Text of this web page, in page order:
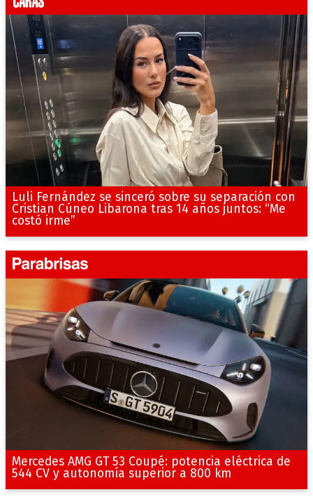
Luli Fernández se sinceró sobre su separación con
Cristian Cúneo Libarona tras 14 años juntos: “Me
costó irme”
Mercedes AMG GT 53 Coupé: potencia eléctrica de
544 CV y autonomía superior a 800 km